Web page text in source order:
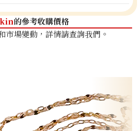
的參考收購價格
市場變動，詳情請查詢我們。